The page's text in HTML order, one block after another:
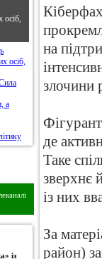
осіб,
із
на
злочини
де
Таке
зверхнє
із них
За
район)